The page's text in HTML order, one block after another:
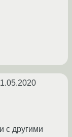
с другими